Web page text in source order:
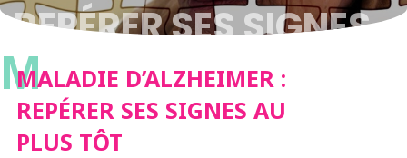
REPÉRER SES SIGNES
AU PLUS TÔT
M
MALADIE D’ALZHEIMER :
REPÉRER SES SIGNES AU
PLUS TÔT